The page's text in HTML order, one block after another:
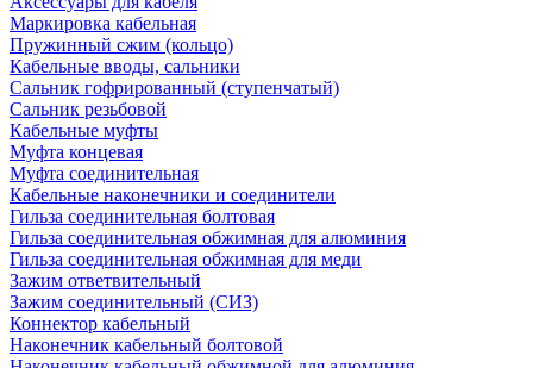
Маркировка кабельная
Пружинный сжим (кольцо)
Кабельные вводы, сальники
Сальник гофрированный (ступенчатый)
Сальник резьбовой
Кабельные муфты
Муфта концевая
Муфта соединительная
Кабельные наконечники и соединители
Гильза соединительная болтовая
Гильза соединительная обжимная для алюминия
Гильза соединительная обжимная для меди
Зажим ответвительный
Зажим соединительный (СИЗ)
Коннектор кабельный
Наконечник кабельный болтовой